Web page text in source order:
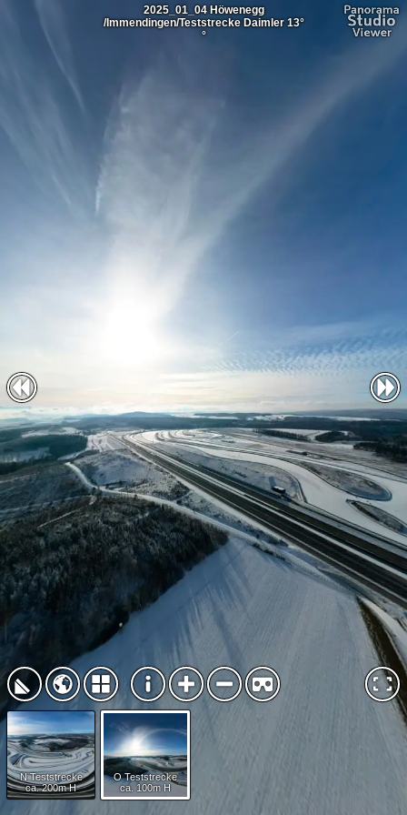
N Teststrecke
ca. 200m H
O Teststrecke
ca. 100m H
2025_01_04 Höwenegg
/Immendingen/Teststrecke Daimler 13°
°